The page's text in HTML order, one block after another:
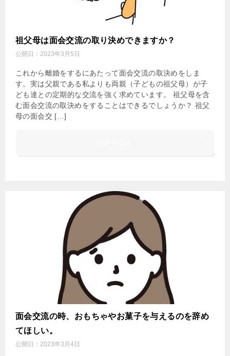
祖父母は面会交流の取り決めできますか？
公開日： 2023年3月5日
これから離婚をするにあたって面会交流の取決めをしま
す。実は父親である私よりも両親（子どもの祖父母）が子
ども達との定期的な交流を強く求めています。 祖父母を含
む面会交流の取決めをすることはできるでしょうか？ 祖父
母の面会交 […]
面会交流の時、おもちゃやお菓子を与えるのを辞め
てほしい。
公開日： 2023年3月4日